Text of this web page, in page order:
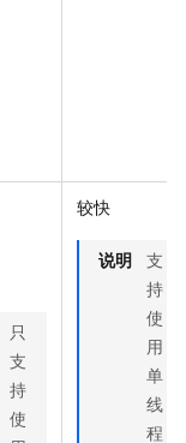
只
支
持
使
较快
说明 支
持
使
用
单
线
程